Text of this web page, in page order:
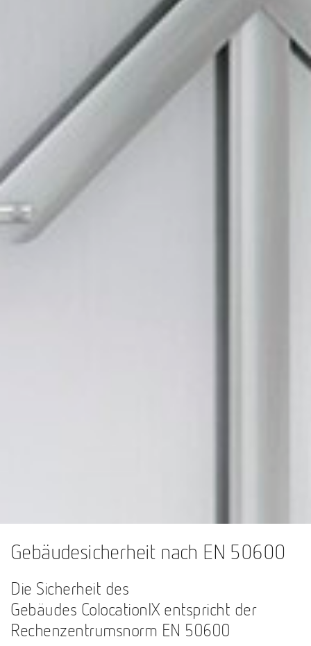
Gebäudesicherheit nach EN 50600
Die Sicherheit des
Gebäudes ColocationIX entspricht der
Rechenzentrumsnorm EN 50600